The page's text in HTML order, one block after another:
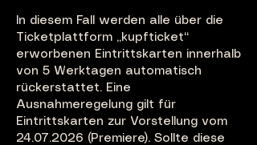
In diesem Fall werden alle über die
Ticketplattform „kupfticket“
erworbenen Eintrittskarten innerhalb
von 5 Werktagen automatisch
rückerstattet. Eine
Ausnahmeregelung gilt für
Eintrittskarten zur Vorstellung vom
24.07.2026 (Premiere). Sollte diese